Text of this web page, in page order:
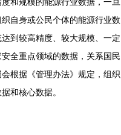
自身或公民个体的能源行业数
到较高精度、较大规模、一定
全重点领域的数据，关系国民
根据《管理办法》规定，组织
和核心数据。